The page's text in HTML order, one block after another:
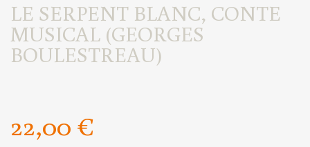
LE SERPENT BLANC, CONTE
MUSICAL (GEORGES
BOULESTREAU)
22,00 €